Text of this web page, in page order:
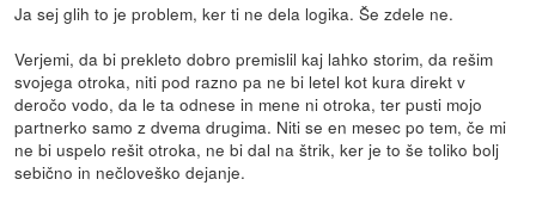
Ja sej glih to je problem, ker ti ne dela logika. Še zdele ne.
Verjemi, da bi prekleto dobro premislil kaj lahko storim, da rešim
svojega otroka, niti pod razno pa ne bi letel kot kura direkt v
deročo vodo, da le ta odnese in mene ni otroka, ter pusti mojo
partnerko samo z dvema drugima. Niti se en mesec po tem, če mi
ne bi uspelo rešit otroka, ne bi dal na štrik, ker je to še toliko bolj
sebično in nečloveško dejanje.